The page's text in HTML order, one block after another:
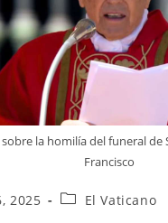
la homilía del funeral de
Francisco
2025 El Vaticano